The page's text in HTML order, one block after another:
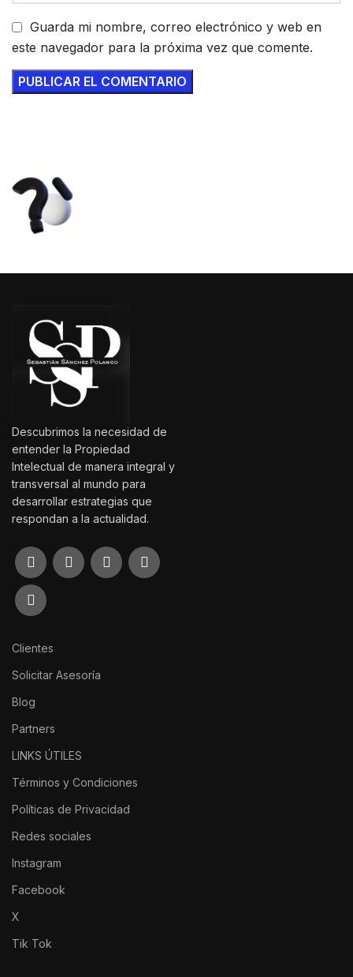
Guarda mi nombre, correo electrónico y web en
este navegador para la próxima vez que comente.
Descubrimos la necesidad de
entender la Propiedad
Intelectual de manera integral y
transversal al mundo para
desarrollar estrategias que
respondan a la actualidad.
Clientes
Solicitar Asesoría
Blog
Partners
LINKS ÚTILES
Términos y Condiciones
Políticas de Privacidad
Redes sociales
Instagram
Facebook
X
Tik Tok